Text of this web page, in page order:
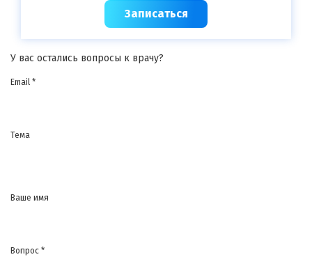
Записаться
У вас остались вопросы к врачу?
Email *
Тема
Ваше имя
Вопрос *